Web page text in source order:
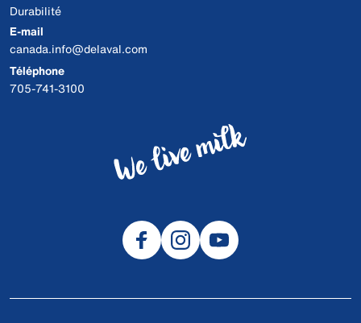
Durabilité
E-mail
canada.info@delaval.com
Téléphone
705-741-3100